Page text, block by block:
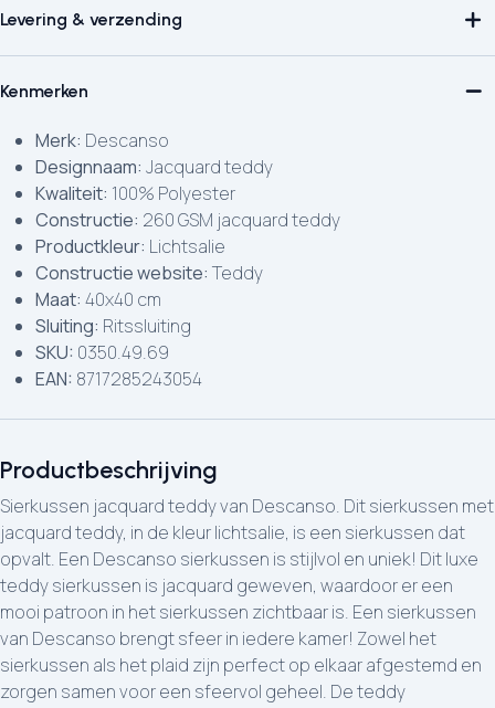
Productbeschrijving
Sierkussen jacquard teddy van Descanso. Dit sierkussen met
jacquard teddy, in de kleur lichtsalie, is een sierkussen dat
opvalt. Een Descanso sierkussen is stijlvol en uniek! Dit luxe
teddy sierkussen is jacquard geweven, waardoor er een
mooi patroon in het sierkussen zichtbaar is. Een sierkussen
van Descanso brengt sfeer in iedere kamer! Zowel het
sierkussen als het plaid zijn perfect op elkaar afgestemd en
zorgen samen voor een sfeervol geheel. De teddy
Levering & verzending
Kenmerken
Merk: Descanso
Designnaam: Jacquard teddy
Kwaliteit: 100% Polyester
Constructie: 260 GSM jacquard teddy
Productkleur: Lichtsalie
Constructie website: Teddy
Maat: 40x40 cm
Sluiting: Ritssluiting
SKU: 0350.49.69
EAN: 8717285243054